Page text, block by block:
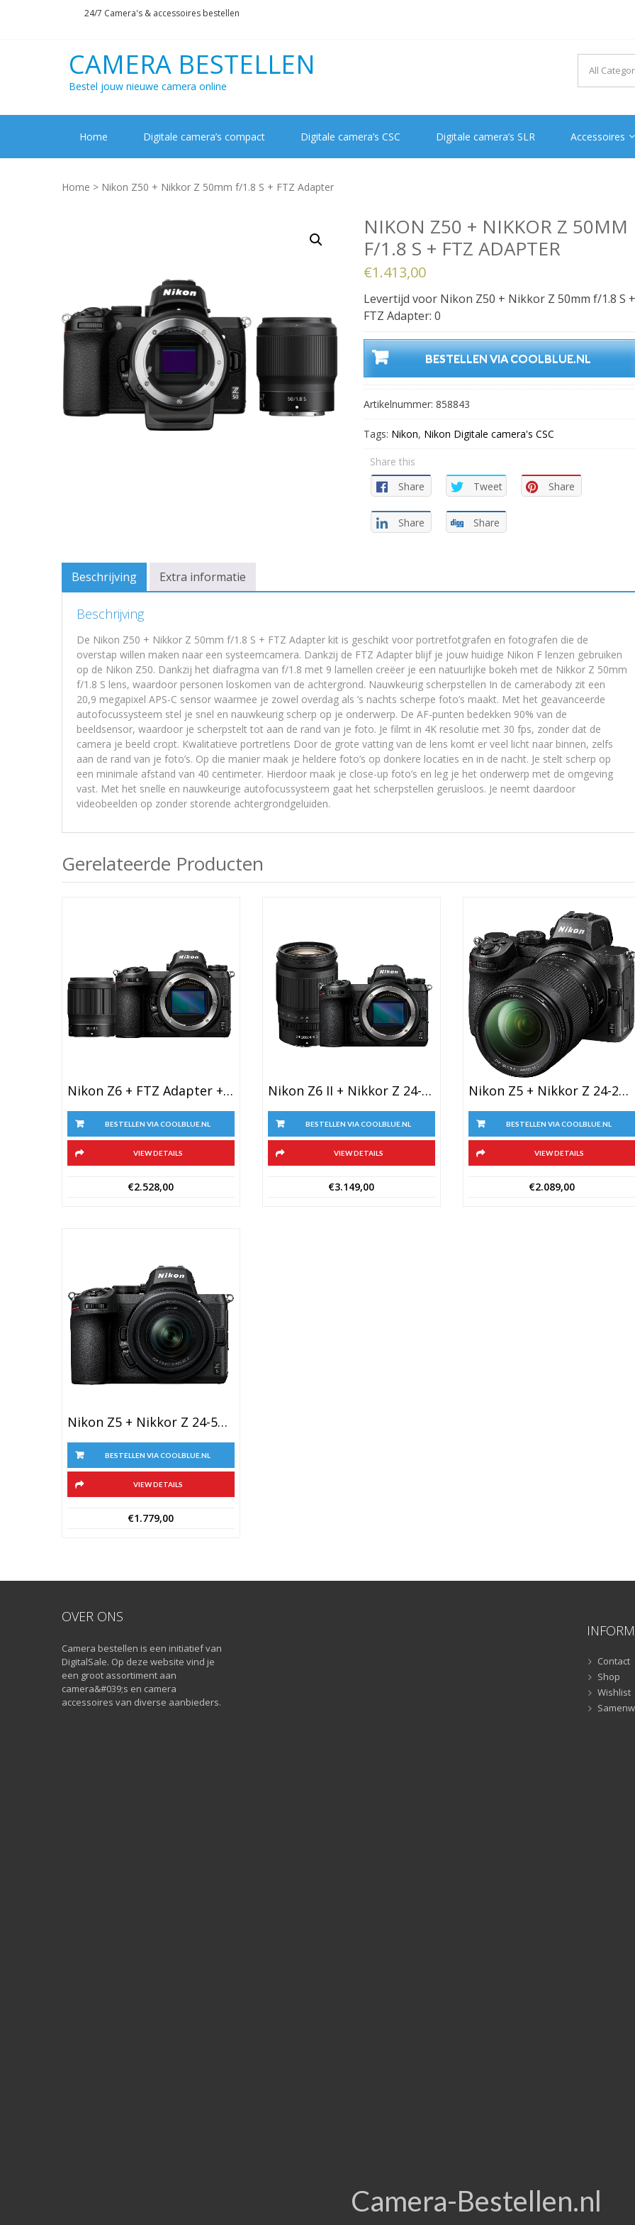
24/7 Camera's & accessoires bestellen
CAMERA BESTELLEN
Bestel jouw nieuwe camera online
Home Digitale camera’s compact Digitale camera’s CSC Digitale camera’s SLR Accessoires
Home > Nikon Z50 + Nikkor Z 50mm f/1.8 S + FTZ Adapter
NIKON Z50 + NIKKOR Z 50MM
F/1.8 S + FTZ ADAPTER
€1.413,00
Levertijd voor Nikon Z50 + Nikkor Z 50mm f/1.8 S +
FTZ Adapter: 0
BESTELLEN VIA COOLBLUE.NL
Artikelnummer: 858843
Tags: Nikon, Nikon Digitale camera's CSC
Share this
Share
Tweet Share
Share Share
Beschrijving Extra informatie
Beschrijving
De Nikon Z50 + Nikkor Z 50mm f/1.8 S + FTZ Adapter kit is geschikt voor portretfotgrafen en fotografen die de
overstap willen maken naar een systeemcamera. Dankzij de FTZ Adapter blijf je jouw huidige Nikon F lenzen gebruiken
op de Nikon Z50. Dankzij het diafragma van f/1.8 met 9 lamellen creëer je een natuurlijke bokeh met de Nikkor Z 50mm
f/1.8 S lens, waardoor personen loskomen van de achtergrond. Nauwkeurig scherpstellen In de camerabody zit een
20,9 megapixel APS-C sensor waarmee je zowel overdag als ’s nachts scherpe foto’s maakt. Met het geavanceerde
autofocussysteem stel je snel en nauwkeurig scherp op je onderwerp. De AF-punten bedekken 90% van de
beeldsensor, waardoor je scherpstelt tot aan de rand van je foto. Je filmt in 4K resolutie met 30 fps, zonder dat de
camera je beeld cropt. Kwalitatieve portretlens Door de grote vatting van de lens komt er veel licht naar binnen, zelfs
aan de rand van je foto’s. Op die manier maak je heldere foto’s op donkere locaties en in de nacht. Je stelt scherp op
een minimale afstand van 40 centimeter. Hierdoor maak je close-up foto’s en leg je het onderwerp met de omgeving
vast. Met het snelle en nauwkeurige autofocussysteem gaat het scherpstellen geruisloos. Je neemt daardoor
videobeelden op zonder storende achtergrondgeluiden.
Gerelateerde Producten
Nikon Z6 + FTZ Adapter + Nikkor Z 35mm F/1.8 S
BESTELLEN VIA COOLBLUE.NL
VIEW DETAILS
€2.528,00
Nikon Z6 II + Nikkor Z 24-200mm F/4-6.3 VR + FTZ Adapter
BESTELLEN VIA COOLBLUE.NL
VIEW DETAILS
€3.149,00
Nikon Z5 + Nikkor Z 24-200mm F/4-6.3 VR
BESTELLEN VIA COOLBLUE.NL
VIEW DETAILS
€2.089,00
Nikon Z5 + Nikkor Z 24-50mm F/4-6.3 + FTZ Adapter
BESTELLEN VIA COOLBLUE.NL
VIEW DETAILS
€1.779,00
OVER ONS
Camera bestellen is een initiatief van
DigitalSale. Op deze website vind je
een groot assortiment aan
camera&#039;s en camera
accessoires van diverse aanbieders.
Contact
Shop
Wishlist
Camera-Bestellen.nl